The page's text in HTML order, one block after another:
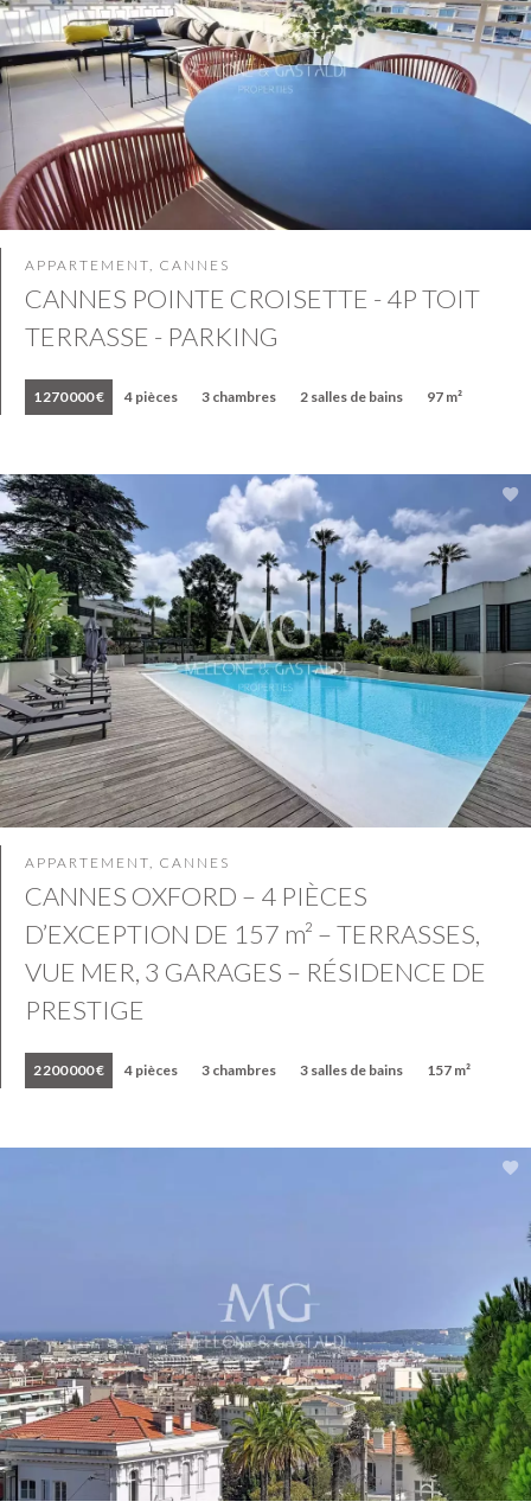
APPARTEMENT, CANNES
CANNES POINTE CROISETTE - 4P TOIT
TERRASSE - PARKING
1 270 000 € 4 pièces 3 chambres 2 salles de bains 97 m²
APPARTEMENT, CANNES
CANNES OXFORD – 4 PIÈCES
D’EXCEPTION DE 157 m² – TERRASSES,
VUE MER, 3 GARAGES – RÉSIDENCE DE
PRESTIGE
2 200 000 € 4 pièces 3 chambres 3 salles de bains 157 m²